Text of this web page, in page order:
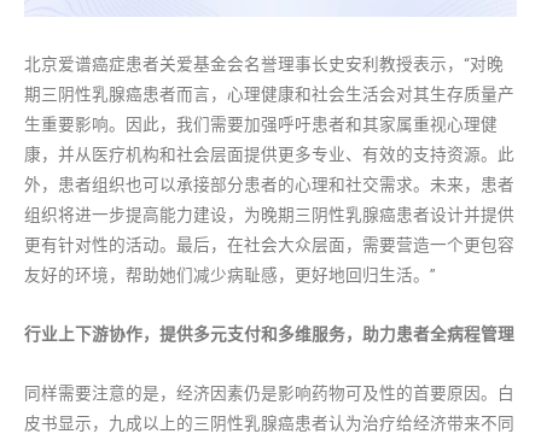
北京爱谱癌症患者关爱基金会名誉理事长史安利教授表示，“对晚
期三阴性乳腺癌患者而言，心理健康和社会生活会对其生存质量产
生重要影响。因此，我们需要加强呼吁患者和其家属重视心理健
康，并从医疗机构和社会层面提供更多专业、有效的支持资源。此
外，患者组织也可以承接部分患者的心理和社交需求。未来，患者
组织将进一步提高能力建设，为晚期三阴性乳腺癌患者设计并提供
更有针对性的活动。最后，在社会大众层面，需要营造一个更包容
友好的环境，帮助她们减少病耻感，更好地回归生活。”
行业上下游协作，提供多元支付和多维服务，助力患者全病程管理
同样需要注意的是，经济因素仍是影响药物可及性的首要原因。白
皮书显示，九成以上的三阴性乳腺癌患者认为治疗给经济带来不同